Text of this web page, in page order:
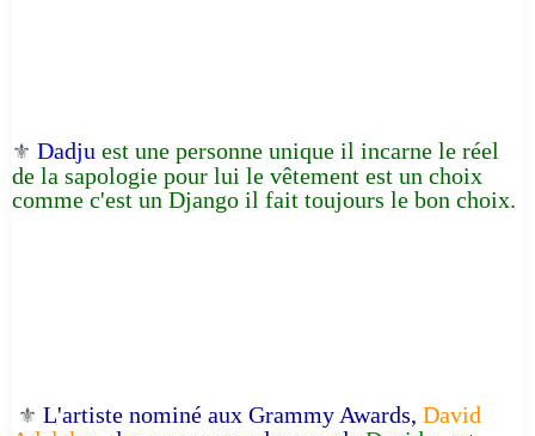
⚜️ Dadju est une personne unique il incarne le réel
de la sapologie pour lui le vêtement est un choix
comme c'est un Django il fait toujours le bon choix.
⚜️ L'artiste nominé aux Grammy Awards, David